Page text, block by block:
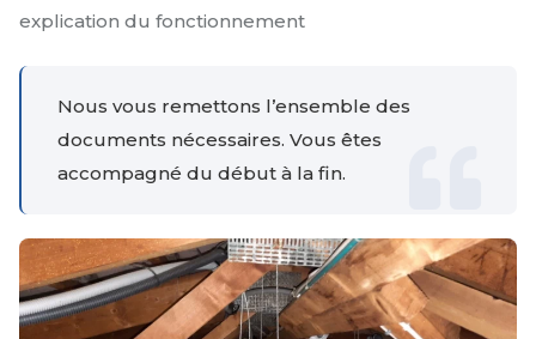
explication du fonctionnement
Nous vous remettons l’ensemble des
documents nécessaires. Vous êtes
accompagné du début à la fin.